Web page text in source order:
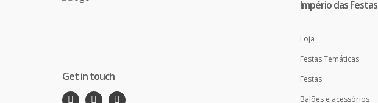
Get in touch
Império das Festas
Loja
Festas Temáticas
Festas
Balões e acessórios